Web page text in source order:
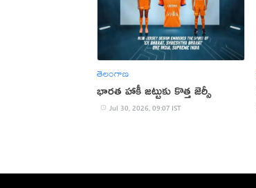
తెలంగాణ
భారత హాకీ జట్టుకు కొత్త జెర్సీ
Jul 30, 2026, 09:07 IST